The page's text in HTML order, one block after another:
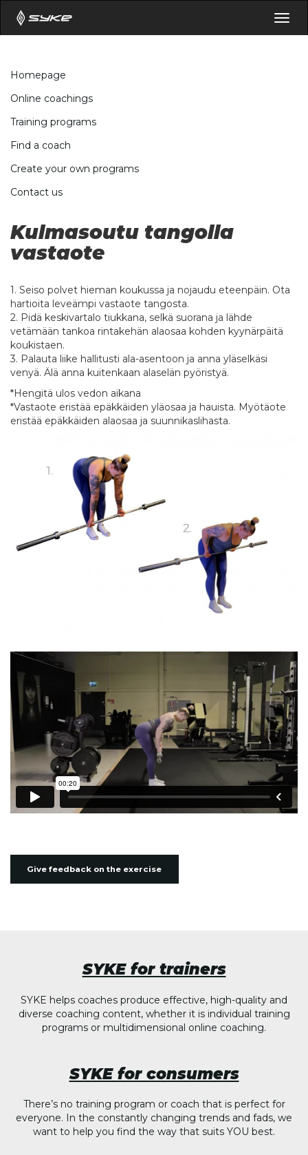
Homepage
Online coachings
Training programs
Find a coach
Create your own programs
Contact us
Kulmasoutu tangolla
vastaote
1. Seiso polvet hieman koukussa ja nojaudu eteenpäin. Ota
hartioita leveämpi vastaote tangosta.
2. Pidä keskivartalo tiukkana, selkä suorana ja lähde
vetämään tankoa rintakehän alaosaa kohden kyynärpäitä
koukistaen.
3. Palauta liike hallitusti ala-asentoon ja anna yläselkäsi
venyä. Älä anna kuitenkaan alaselän pyöristyä.
*Hengitä ulos vedon aikana
*Vastaote eristää epäkkäiden yläosaa ja hauista. Myötäote
eristää epäkkäiden alaosaa ja suunnikaslihasta.
Give feedback on the exercise
SYKE for trainers
SYKE helps coaches produce effective, high-quality and
diverse coaching content, whether it is individual training
programs or multidimensional online coaching.
SYKE for consumers
There’s no training program or coach that is perfect for
everyone. In the constantly changing trends and fads, we
want to help you find the way that suits YOU best.